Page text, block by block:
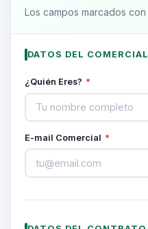
Los campos marcados con
DATOS DEL COMERCIAL
¿Quién Eres? *
E-mail Comercial *